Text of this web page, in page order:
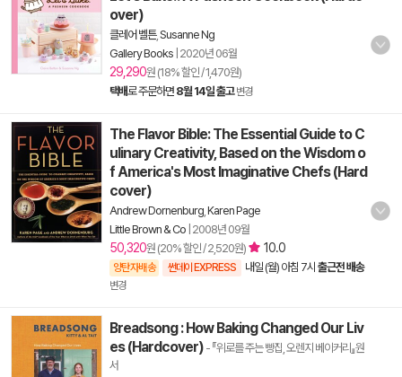
over)
클레어 벨튼, Susanne Ng
Gallery Books 2020년 06월
29,290원 (18% 할인 / 1,470원)
택배로 주문하면 8월 14일 출고 변경
The Flavor Bible: The Essential Guide to C
ulinary Creativity, Based on the Wisdom o
f America's Most Imaginative Chefs (Hard
cover)
Andrew Dornenburg Karen Page
Little Brown & Co 2008년 09월
50,320원 (20% 할인 / 2,520원) 10.0
양탄자배송 썬데이 EXPRESS 내일 (월) 아침 7시 출근전 배송
변경
Breadsong : How Baking Changed Our Liv
es (Hardcover) - 『위로를 주는 빵집, 오렌지 베이커리』원
서